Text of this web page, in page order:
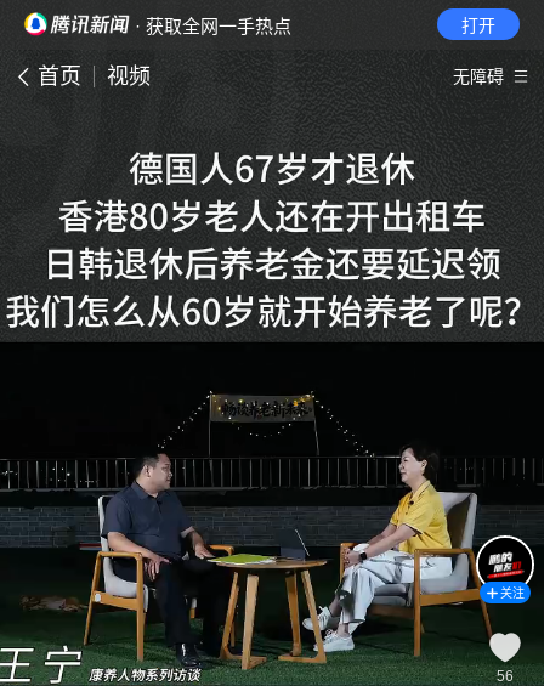
· 获取全网一手热点 打开
首页 视频 无障碍
关注
56